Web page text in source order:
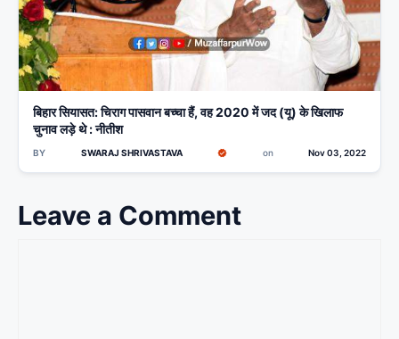
बिहार सियासत: चिराग पासवान बच्चा हैं, वह 2020 में जद (यू) के खिलाफ
चुनाव लड़े थे : नीतीश
BY SWARAJ SHRIVASTAVA on Nov 03, 2022
Leave a Comment